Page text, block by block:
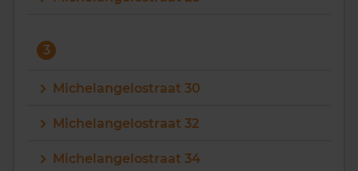
3
Michelangelostraat 30
Michelangelostraat 32
Michelangelostraat 34